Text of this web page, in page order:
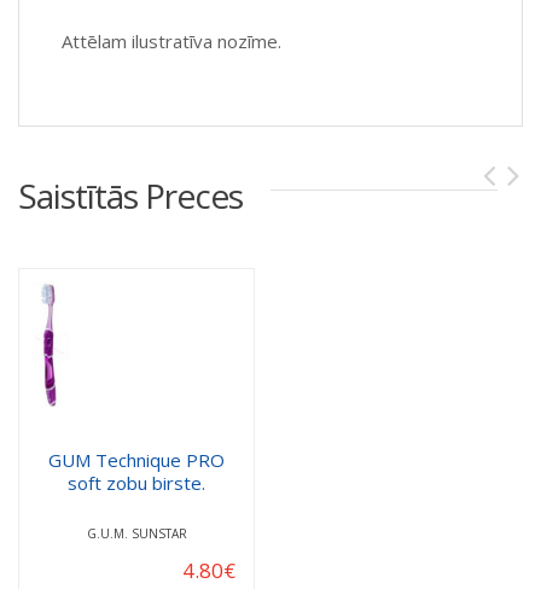
Attēlam ilustratīva nozīme.
Saistītās Preces
GUM Technique PRO
soft zobu birste.
G.U.M. SUNSTAR
4.80€